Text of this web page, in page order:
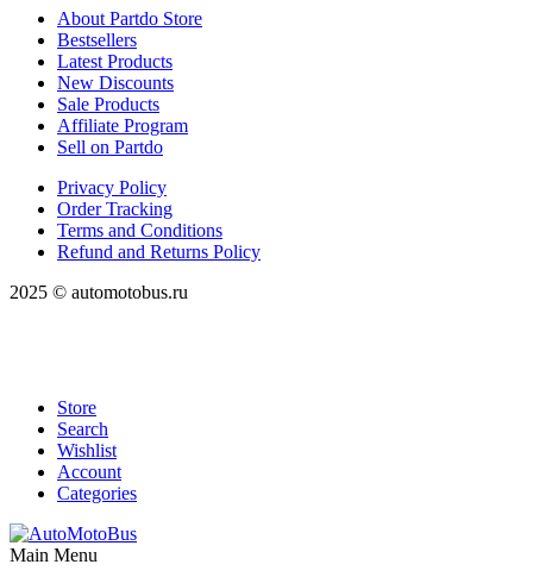
About Partdo Store
Bestsellers
Latest Products
New Discounts
Sale Products
Affiliate Program
Sell on Partdo
Privacy Policy
Order Tracking
Terms and Conditions
Refund and Returns Policy
2025 © automotobus.ru
Store
Search
Wishlist
Account
Categories
Main Menu